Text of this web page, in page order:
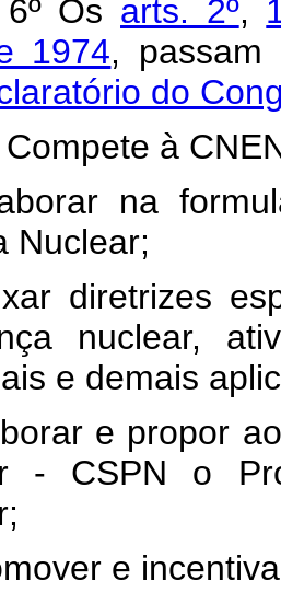
Os arts. 2º,
1974, passam
do
Compete à
na
Nuclear;
diretrizes
nuclear,
e demais
e propor
- CSPN o
e